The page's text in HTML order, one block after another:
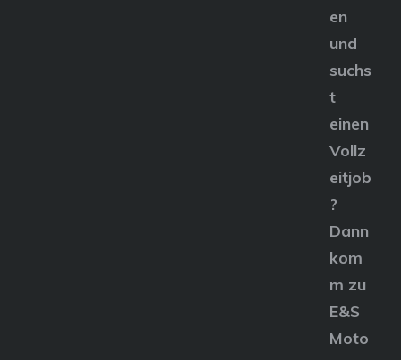
en
und
suchs
t
einen
Vollz
eitjob
?
Dann
kom
m zu
E&S
Moto